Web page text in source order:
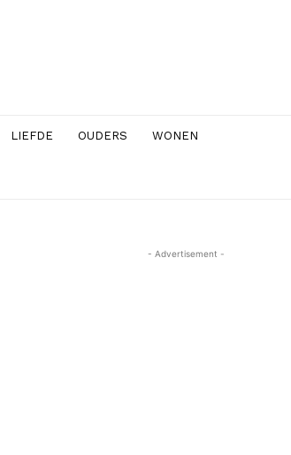
LIEFDE OUDERS WONEN
- Advertisement -